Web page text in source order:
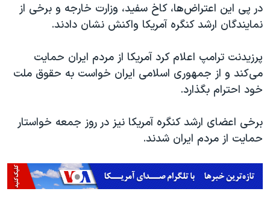
در پی این اعتراض‌ها، کاخ سفید، وزارت خارجه و برخی از
نمایندگان ارشد کنگره آمریکا واکنش نشان دادند.
پرزیدنت ترامپ اعلام کرد آمریکا از مردم ایران حمایت
می‌کند و از جمهوری اسلامی ایران خواست به حقوق ملت
خود احترام بگذارد.
برخی اعضای ارشد کنگره آمریکا نیز در روز جمعه خواستار
حمایت از مردم ایران شدند.